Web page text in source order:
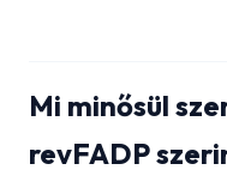
Mi minősül
revFADP